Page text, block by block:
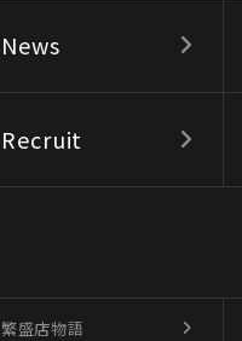
News
Recruit
繁盛店物語